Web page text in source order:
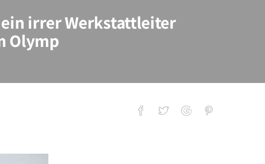
irrer Werkstattleiter
Olymp
und Schnee auf dem Olymp